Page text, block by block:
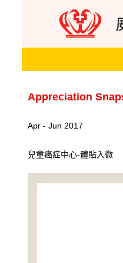
Appreciation
Apr - Jun 2017
兒童癌症中心-體貼入微